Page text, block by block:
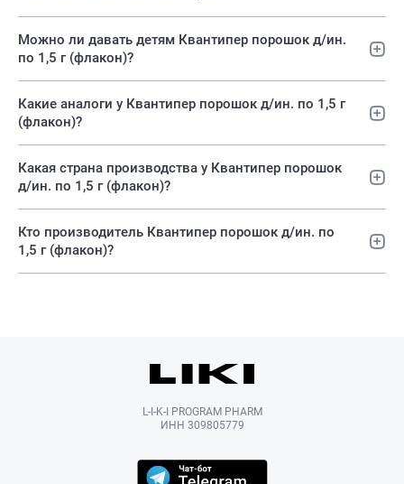
Можно ли давать детям Квантипер порошок д/ин.
по 1,5 г (флакон)?
Какие аналоги у Квантипер порошок д/ин. по 1,5 г
(флакон)?
Какая страна производства у Квантипер порошок
д/ин. по 1,5 г (флакон)?
Кто производитель Квантипер порошок д/ин. по
1,5 г (флакон)?
L-I-K-I PROGRAM PHARM
ИНН 309805779